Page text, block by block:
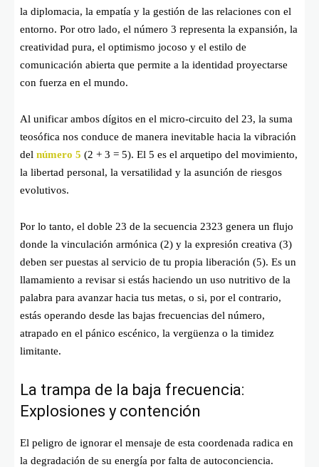
la diplomacia, la empatía y la gestión de las relaciones con el
entorno. Por otro lado, el número 3 representa la expansión, la
creatividad pura, el optimismo jocoso y el estilo de
comunicación abierta que permite a la identidad proyectarse
con fuerza en el mundo.
Al unificar ambos dígitos en el micro-circuito del 23, la suma
teosófica nos conduce de manera inevitable hacia la vibración
del número 5 (2 + 3 = 5). El 5 es el arquetipo del movimiento,
la libertad personal, la versatilidad y la asunción de riesgos
evolutivos.
Por lo tanto, el doble 23 de la secuencia 2323 genera un flujo
donde la vinculación armónica (2) y la expresión creativa (3)
deben ser puestas al servicio de tu propia liberación (5). Es un
llamamiento a revisar si estás haciendo un uso nutritivo de la
palabra para avanzar hacia tus metas, o si, por el contrario,
estás operando desde las bajas frecuencias del número,
atrapado en el pánico escénico, la vergüenza o la timidez
limitante.
La trampa de la baja frecuencia:
Explosiones y contención
El peligro de ignorar el mensaje de esta coordenada radica en
la degradación de su energía por falta de autoconciencia.